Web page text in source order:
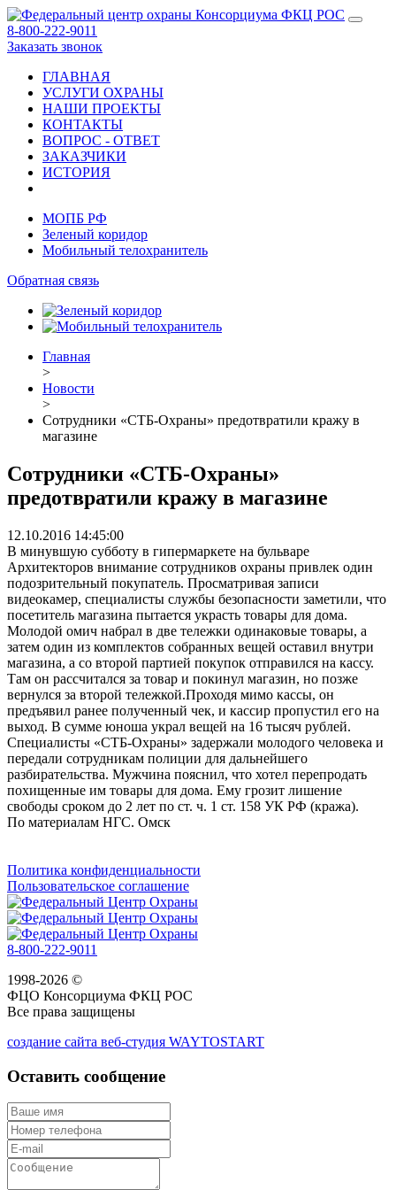
8-800-222-9011
Заказать звонок
ГЛАВНАЯ
УСЛУГИ ОХРАНЫ
НАШИ ПРОЕКТЫ
КОНТАКТЫ
ВОПРОС - ОТВЕТ
ЗАКАЗЧИКИ
ИСТОРИЯ
МОПБ РФ
Зеленый коридор
Мобильный телохранитель
Обратная связь
Главная
>
Новости
>
Сотрудники «СТБ-Охраны» предотвратили кражу в
магазине
Сотрудники «СТБ-Охраны»
предотвратили кражу в магазине
12.10.2016 14:45:00
В минувшую субботу в гипермаркете на бульваре
Архитекторов внимание сотрудников охраны привлек один
подозрительный покупатель. Просматривая записи
видеокамер, специалисты службы безопасности заметили, что
посетитель магазина пытается украсть товары для дома.
Молодой омич набрал в две тележки одинаковые товары, а
затем один из комплектов собранных вещей оставил внутри
магазина, а со второй партией покупок отправился на кассу.
Там он рассчитался за товар и покинул магазин, но позже
вернулся за второй тележкой.Проходя мимо кассы, он
предъявил ранее полученный чек, и кассир пропустил его на
выход. В сумме юноша украл вещей на 16 тысяч рублей.
Специалисты «СТБ-Охраны» задержали молодого человека и
передали сотрудникам полиции для дальнейшего
разбирательства. Мужчина пояснил, что хотел перепродать
похищенные им товары для дома. Ему грозит лишение
свободы сроком до 2 лет по ст. ч. 1 ст. 158 УК РФ (кража).
По материалам НГС. Омск
Политика конфиденциальности
Пользовательское соглашение
8-800-222-9011
1998-2026 ©
ФЦО Консорциума ФКЦ РОС
Все права защищены
создание сайта веб-студия WAYTOSTART
Оставить сообщение